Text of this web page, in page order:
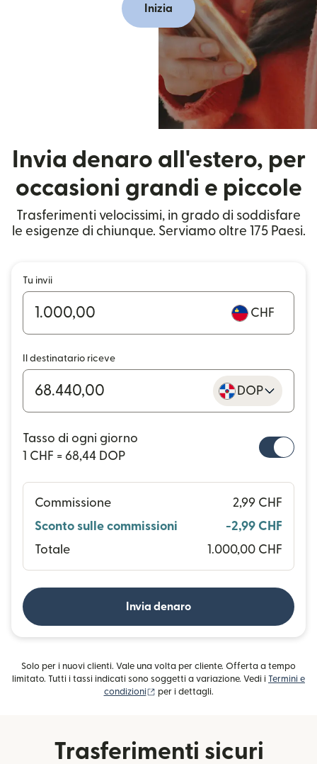
Inizia
Invia denaro all'estero, per
occasioni grandi e piccole
Trasferimenti velocissimi, in grado di soddisfare
le esigenze di chiunque. Serviamo oltre 175 Paesi.
Tu invii
CHF
Il destinatario riceve
DOP
Tasso di ogni giorno
1 CHF = 68,44 DOP
Commissione
2,99 CHF
Sconto sulle commissioni
-2,99 CHF
Totale
1.000,00 CHF
Invia denaro
Solo per i nuovi clienti. Vale una volta per cliente. Offerta a tempo
limitato. Tutti i tassi indicati sono soggetti a variazione. Vedi i Termini e
condizioni
(si apre in una nuova finestra)
per i dettagli.
Trasferimenti sicuri